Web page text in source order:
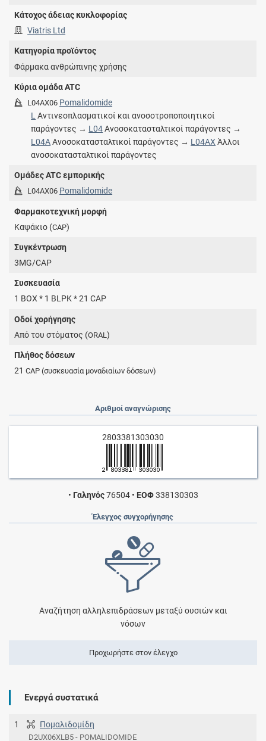
Κάτοχος άδειας κυκλοφορίας
Viatris Ltd
Κατηγορία προϊόντος
Φάρμακα ανθρώπινης χρήσης
Κύρια ομάδα ATC
L04AX06 Pomalidomide
L Αντινεοπλασματικοί και ανοσοτροποποιητικοί
παράγοντες → L04Ανοσοκατασταλτικοί παράγοντες →
L04AΑνοσοκατασταλτικοί παράγοντες → L04AX Άλλοι
ανοσοκατασταλτικοί παράγοντες
Ομάδες ATC εμπορικής
L04AX06 Pomalidomide
Φαρμακοτεχνική μορφή
Καψάκιο (CAP)
Συγκέντρωση
3MG/CAP
Συσκευασία
1 BOX * 1 BLPK * 21 CAP
Οδοί χορήγησης
Από του στόματος (ORAL )
Πλήθος δόσεων
21CAP (συσκευασία μοναδιαίων δόσεων)
Αριθμοί αναγνώρισης
2803381303030
• Γαληνός76504 • ΕΟΦ338130303
Έλεγχος συγχορήγησης
Αναζήτηση αλληλεπιδράσεων μεταξύ ουσιών και
νόσων
Προχωρήστε στον έλεγχο
Ενεργά συστατικά
1 Πομαλιδομίδη
D2UX06XLB5 - POMALIDOMIDE